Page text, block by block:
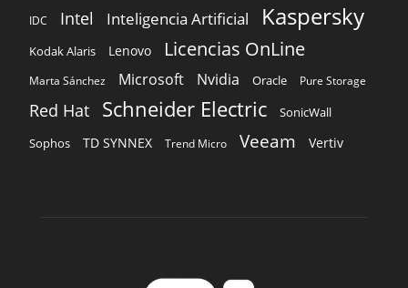
IDC Intel Inteligencia Artificial Kaspersky
Kodak Alaris Lenovo Licencias OnLine
Marta Sánchez Microsoft Nvidia Oracle Pure Storage
Red Hat Schneider Electric SonicWall
Sophos TD SYNNEX Trend Micro Veeam Vertiv